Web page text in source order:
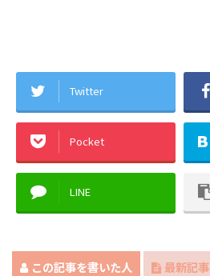
Twitter
Pocket
LINE
この記事を書いた人 最新記事